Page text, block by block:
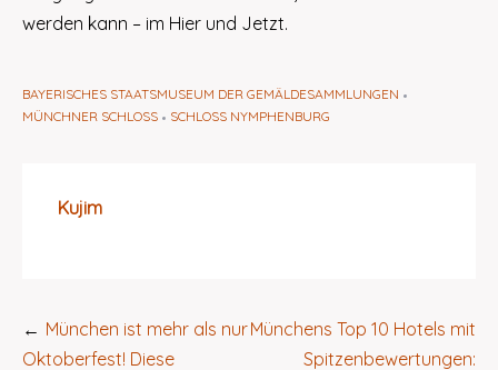
werden kann – im Hier und Jetzt.
BAYERISCHES STAATSMUSEUM DER GEMÄLDESAMMLUNGEN
MÜNCHNER SCHLOSS
SCHLOSS NYMPHENBURG
Kujim
Beitragsnavigation
München ist mehr als nur
Oktoberfest! Diese
Münchens Top 10 Hotels mit
Spitzenbewertungen: